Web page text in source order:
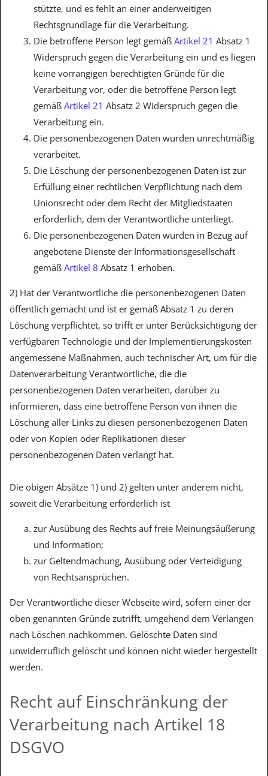
stützte, und es fehlt an einer anderweitigen
Rechtsgrundlage für die Verarbeitung.
Die betroffene Person legt gemäß Artikel 21 Absatz 1
Widerspruch gegen die Verarbeitung ein und es liegen
keine vorrangigen berechtigten Gründe für die
Verarbeitung vor, oder die betroffene Person legt
gemäß Artikel 21 Absatz 2 Widerspruch gegen die
Verarbeitung ein.
Die personenbezogenen Daten wurden unrechtmäßig
verarbeitet.
Die Löschung der personenbezogenen Daten ist zur
Erfüllung einer rechtlichen Verpflichtung nach dem
Unionsrecht oder dem Recht der Mitgliedstaaten
erforderlich, dem der Verantwortliche unterliegt.
Die personenbezogenen Daten wurden in Bezug auf
angebotene Dienste der Informationsgesellschaft
gemäß Artikel 8 Absatz 1 erhoben.
2) Hat der Verantwortliche die personenbezogenen Daten
öffentlich gemacht und ist er gemäß Absatz 1 zu deren
Löschung verpflichtet, so trifft er unter Berücksichtigung der
verfügbaren Technologie und der Implementierungskosten
angemessene Maßnahmen, auch technischer Art, um für die
Datenverarbeitung Verantwortliche, die die
personenbezogenen Daten verarbeiten, darüber zu
informieren, dass eine betroffene Person von ihnen die
Löschung aller Links zu diesen personenbezogenen Daten
oder von Kopien oder Replikationen dieser
personenbezogenen Daten verlangt hat.
Die obigen Absätze 1) und 2) gelten unter anderem nicht,
soweit die Verarbeitung erforderlich ist
zur Ausübung des Rechts auf freie Meinungsäußerung
und Information;
zur Geltendmachung, Ausübung oder Verteidigung
von Rechtsansprüchen.
Der Verantwortliche dieser Webseite wird, sofern einer der
oben genannten Gründe zutrifft, umgehend dem Verlangen
nach Löschen nachkommen. Gelöschte Daten sind
unwiderruflich gelöscht und können nicht wieder hergestellt
werden.
Recht auf Einschränkung der
Verarbeitung nach Artikel 18
DSGVO